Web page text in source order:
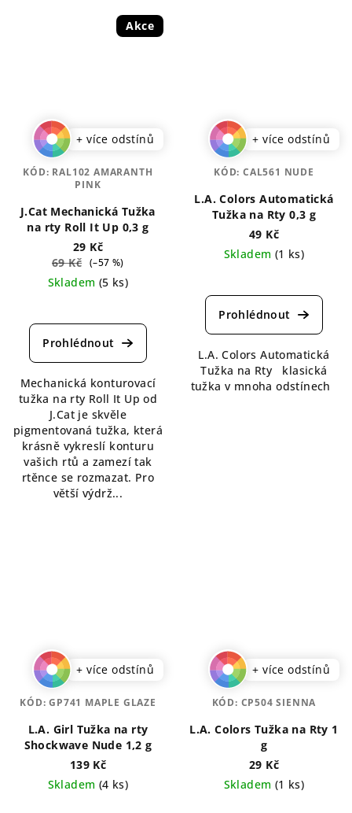
Akce
+ více odstínů
J.Cat Mechanická Tužka
na rty Roll It Up 0,3 g
29 Kč
69 Kč (–57 %)
Skladem (5 ks)
hodnocení
produktu
z
5
hvězdiček.
Mechanická konturovací
tužka na rty Roll It Up od
J.Cat je skvěle
pigmentovaná tužka, která
krásně vykreslí konturu
vašich rtů a zamezí tak
rtěnce se rozmazat. Pro
větší výdrž...
KÓD: RAL102 AMARANTH
PINK
+ více odstínů
L.A. Colors Automatická
Tužka na Rty 0,3 g
49 Kč
Skladem (1 ks)
hodnocení
produktu
z
5
hvězdiček.
L.A. Colors Automatická
Tužka na Rty klasická
tužka v mnoha odstínech
KÓD:CAL561 NUDE
+ více odstínů
L.A. Girl Tužka na rty
Shockwave Nude 1,2 g
139 Kč
Skladem (4 ks)
KÓD:GP741 MAPLE GLAZE
+ více odstínů
L.A. Colors Tužka na Rty 1
g
29 Kč
Skladem (1 ks)
KÓD: CP504 SIENNA